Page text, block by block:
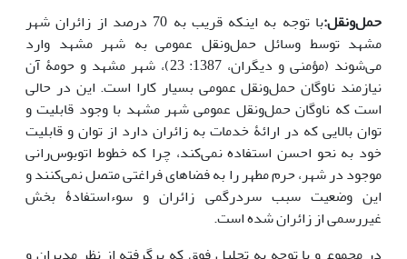
حمل‌ونقل:
با توجه به اینکه قریب به 70 درصد از زائران شهر
مشهد توسط وسائل حمل‌ونقل عمومی به شهر مشهد وارد
می‌شوند (مؤمنی و دیگران، 1387: 23)، شهر مشهد و حومۀ آن
نیازمند ناوگان حمل‌ونقل عمومی بسیار کارا است. این در حالی
است که ناوگان حمل‌ونقل عمومی شهر مشهد با وجود قابلیت و
توان بالایی که در ارائۀ خدمات به زائران دارد از توان و قابلیت
خود به نحو احسن استفاده نمی‌کند، چرا که خطوط اتوبوس‌رانی
موجود در شهر، حرم مطهر را به فضاهای فراغتی متصل نمی‌کنند و
این وضعیت سبب سردرگمی زائران و سوءاستفادۀ بخش
غیررسمی از زائران شده است.